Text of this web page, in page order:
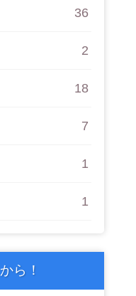
36
2
18
7
1
1
ら！